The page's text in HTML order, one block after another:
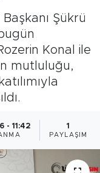
Şükrü
Konal ile
mutluluğu,
- 11:42 1
PAYLAŞIM